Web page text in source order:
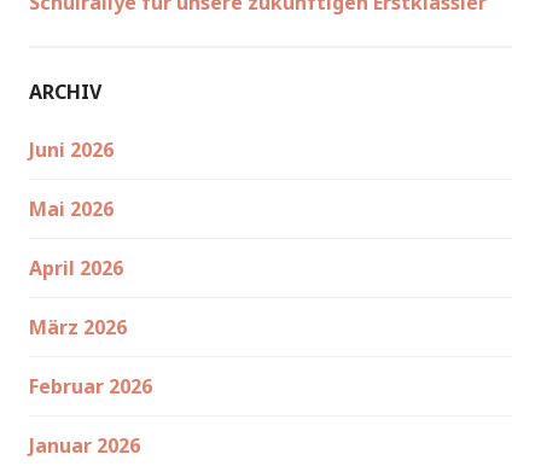
ARCHIV
Juni 2026
Mai 2026
April 2026
März 2026
Februar 2026
Januar 2026